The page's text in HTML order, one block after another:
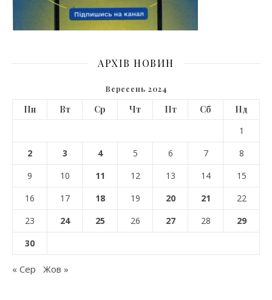
АРХІВ НОВИН
Вересень 2024
Пн Вт Ср Чт Пт Сб
Нд
1
2
3 4 5 6 7
8
9
10 11 12 13 14
15
16
17 18 19 20 21
22
23
24 25 26 27 28
29
30
« Сер Жов »